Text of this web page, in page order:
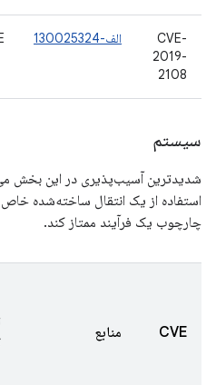
CVE-
2019-
2108
الف-130025324
سیستم
شدیدترین آسیب‌پذیری در این بخش
استفاده از یک انتقال ساخته‌شده خاص
چارچوب یک فرآیند ممتاز کند.
CVE منابع